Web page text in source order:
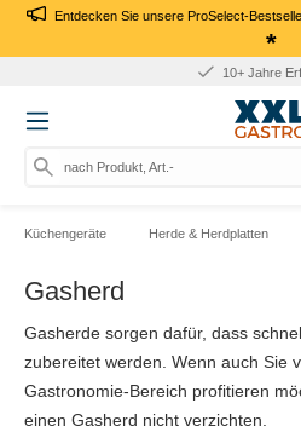
Entdecken Sie unsere ProSelect-
*
10+ Jahre
nach Produkt, Art.-Nr., Marke
Küchengeräte Herde & Herdplatten
Gasherd
Gasherde sorgen dafür, dass
zubereitet werden. Wenn auch Sie
Gastronomie-Bereich profitieren
einen Gasherd nicht verzichten.